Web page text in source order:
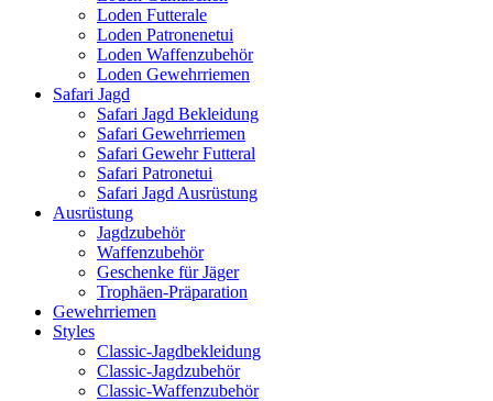
Loden Futterale
Loden Patronenetui
Loden Waffenzubehör
Loden Gewehrriemen
Safari Jagd
Safari Jagd Bekleidung
Safari Gewehrriemen
Safari Gewehr Futteral
Safari Patronetui
Safari Jagd Ausrüstung
Ausrüstung
Jagdzubehör
Waffenzubehör
Geschenke für Jäger
Trophäen-Präparation
Gewehrriemen
Styles
Classic-Jagdbekleidung
Classic-Jagdzubehör
Classic-Waffenzubehör